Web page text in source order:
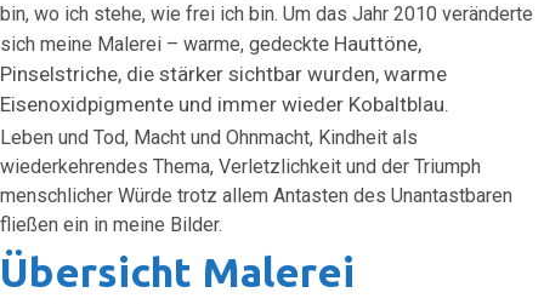
bin, wo ich stehe, wie frei ich bin. Um das Jahr 2010 veränderte
sich meine Malerei – warme, gedeckte Hauttöne,
Pinselstriche, die stärker sichtbar wurden, warme
Eisenoxidpigmente und immer wieder Kobaltblau.
Leben und Tod, Macht und Ohnmacht, Kindheit als
wiederkehrendes Thema, Verletzlichkeit und der Triumph
menschlicher Würde trotz allem Antasten des Unantastbaren
fließen ein in meine Bilder.
Übersicht Malerei